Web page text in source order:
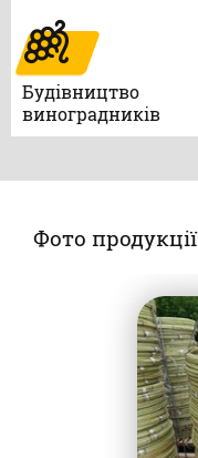
Будівництво
виноградників
Фото продукції